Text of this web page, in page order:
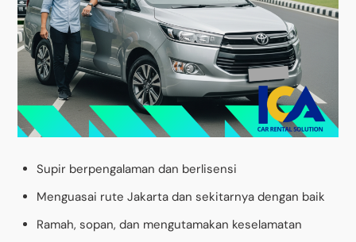
Supir berpengalaman dan berlisensi
Menguasai rute Jakarta dan sekitarnya dengan baik
Ramah, sopan, dan mengutamakan keselamatan